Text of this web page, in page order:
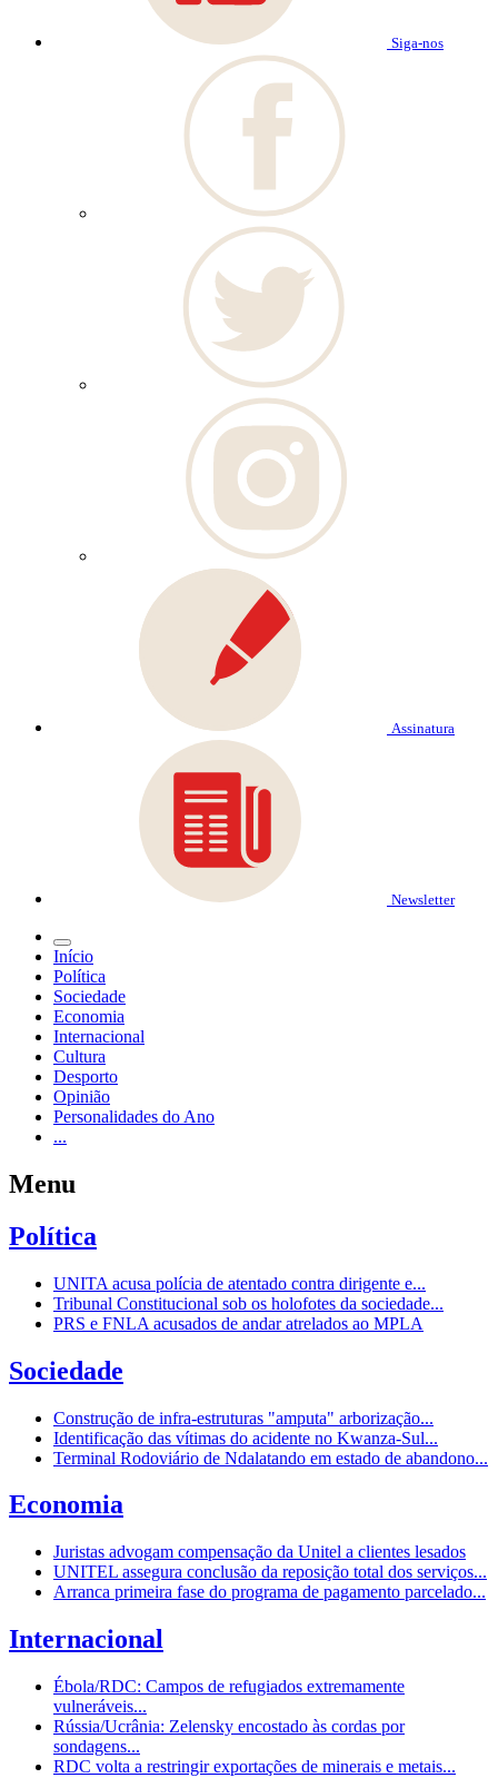
Siga-nos
Assinatura
Newsletter
Início
Política
Sociedade
Economia
Internacional
Cultura
Desporto
Opinião
Personalidades do Ano
...
Menu
Política
UNITA acusa polícia de atentado contra dirigente e...
Tribunal Constitucional sob os holofotes da sociedade...
PRS e FNLA acusados de andar atrelados ao MPLA
Sociedade
Construção de infra-estruturas "amputa" arborização...
Identificação das vítimas do acidente no Kwanza-Sul...
Terminal Rodoviário de Ndalatando em estado de abandono...
Economia
Juristas advogam compensação da Unitel a clientes lesados
UNITEL assegura conclusão da reposição total dos serviços...
Arranca primeira fase do programa de pagamento parcelado...
Internacional
Ébola/RDC: Campos de refugiados extremamente
vulneráveis...
Rússia/Ucrânia: Zelensky encostado às cordas por
sondagens...
RDC volta a restringir exportações de minerais e metais...